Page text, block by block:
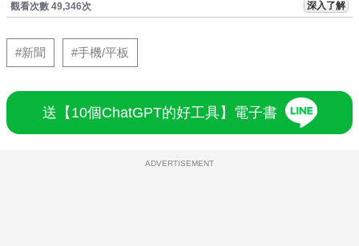
觀看次數 49,346次 深入了解
#新聞 #手機/平板
送【10個ChatGPT的好工具】電子書
ADVERTISEMENT